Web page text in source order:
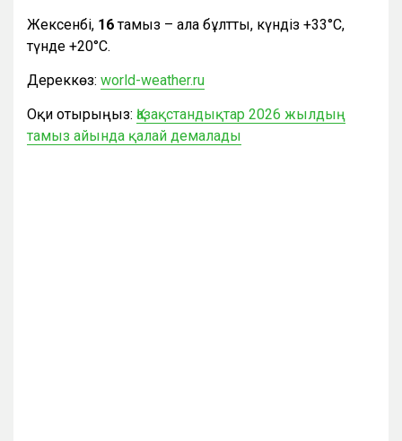
Жексенбі, 16тамыз – ала бұлтты, күндіз +33°С,
түнде +20°С.
Дереккөз: world-weather.ru
Оқи отырыңыз: Қазақстандықтар 2026 жылдың
тамыз айында қалай демалады